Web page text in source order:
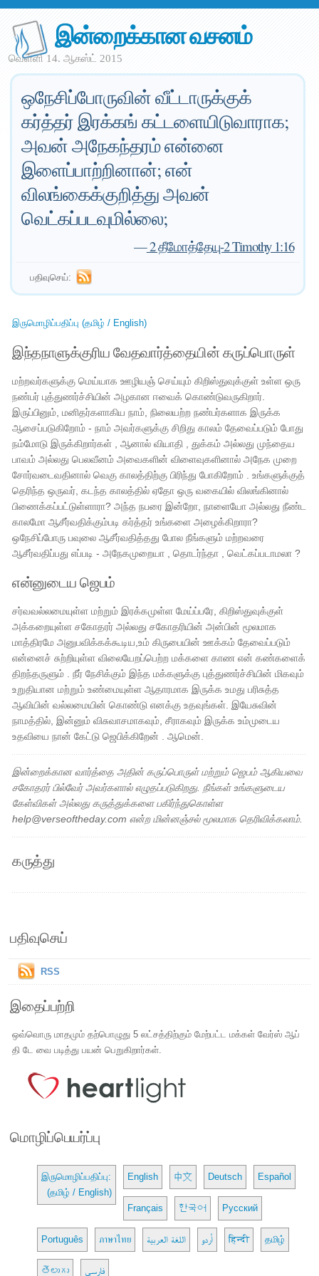
இன்றைக்கான வசனம்
வெள்ளி 14. ஆகஸ்ட் 2015
ஒநேசிப்போருவின் வீட்டாருக்குக்
கர்த்தர் இரக்கங் கட்டளையிடுவாராக;
அவன் அநேகந்தரம் என்னை
இளைப்பாற்றினான்; என்
விலங்கைக்குறித்து அவன்
வெட்கப்படவுமில்லை;
—2 தீமோத்தேயு-2 Timothy 1:16
பதிவுசெய்:
இருமொழிப்பதிப்பு (தமிழ் / English)
இந்தநாளுக்குரிய வேதவார்த்தையின் கருப்பொருள்
மற்றவர்களுக்கு மெய்யாக ஊழியஞ் செய்யும் கிறிஸ்துவுக்குள் உள்ள ஒரு
நண்பர் புத்துணர்ச்சியின் அழகான ஈவைக் கொண்டுவருகிறார்.
இருப்பினும், மனிதர்களாகிய நாம், நிலையற்ற நண்பர்களாக இருக்க
ஆசைப்படுகிறோம் - நாம் அவர்களுக்கு சிறிது காலம் தேவைப்படும் போது
நம்மோடு இருக்கிறார்கள் , ஆனால் வியாதி , துக்கம் அல்லது முந்தைய
பாவம் அல்லது பெலவீனம் அவைகளின் விளைவுகளினால் அநேக முறை
சோர்வடைவதினால் வெகு காலத்திற்கு பிரிந்து போகிறோம் . உங்களுக்குத்
தெரிந்த ஒருவர், கடந்த காலத்தில் ஏதோ ஒரு வகையில் விலங்கினால்
பிணைக்கப்பட்டுள்ளாரா? அந்த நபரை இன்றோ, நாளையோ அல்லது நீண்ட
காலமோ ஆசீர்வதிக்கும்படி கர்த்தர் உங்களை அழைக்கிறாரா?
ஒநேசிப்போரு பவுலை ஆசீர்வதித்தது போல நீங்களும் மற்றவரை
ஆசீர்வதிப்பது எப்படி - அநேகமுறையா , தொடர்ந்தா , வெட்கப்படாமலா ?
என்னுடைய ஜெபம்
சர்வவல்லமையுள்ள மற்றும் இரக்கமுள்ள மேய்ப்பரே, கிறிஸ்துவுக்குள்
அக்கறையுள்ள சகோதரர் அல்லது சகோதரியின் அன்பின் மூலமாக
மாத்திரமே அனுபவிக்கக்கூடிய,உம் கிருபையின் ஊக்கம் தேவைப்படும்
என்னைச் சுற்றியுள்ள விலையேறப்பெற்ற மக்களை காண என் கண்களைக்
திறந்தருளும் . நீர் நேசிக்கும் இந்த மக்களுக்கு புத்துணர்ச்சியின் மிகவும்
உறுதியான மற்றும் உண்மையுள்ள ஆதாரமாக இருக்க உமது பரிசுத்த
ஆவியின் வல்லமையின் கொண்டு எனக்கு உதவுங்கள். இயேசுவின்
நாமத்தில், இன்னும் விசுவாசமாகவும், சீராகவும் இருக்க உம்முடைய
உதவியை நான் கேட்டு ஜெபிக்கிறேன் . ஆமென்.
இன்றைக்கான வார்த்தை அதின் கருப்பொருள் மற்றும் ஜெபம் ஆகியவை
சகோதரர் பில்வேர் அவர்களால் எழுதப்படுகிறது. நீங்கள் உங்களுடைய
கேள்விகள் அல்லது கருத்துக்களை பகிர்ந்துகொள்ள
help@verseoftheday.com என்ற மின்னஞ்சல் மூலமாக தெரிவிக்கலாம்.
கருத்து
பதிவுசெய்
RSS
இதைப்பற்றி
ஒவ்வொரு மாதமும் தற்பொழுது 5 லட்சத்திற்கும் மேற்பட்ட மக்கள் வேர்ஸ் ஆப்
தி டே வை படித்து பயன் பெறுகிறார்கள்.
மொழிப்பெயர்ப்பு
இருமொழிப்பதிப்பு:
(தமிழ் / English)
English 中文 Deutsch Español
Français 한국어 Русский
Português ภาษาไทย اللغة العربية اُردو हिन्दी தமிழ்
తెలుగు فارسی